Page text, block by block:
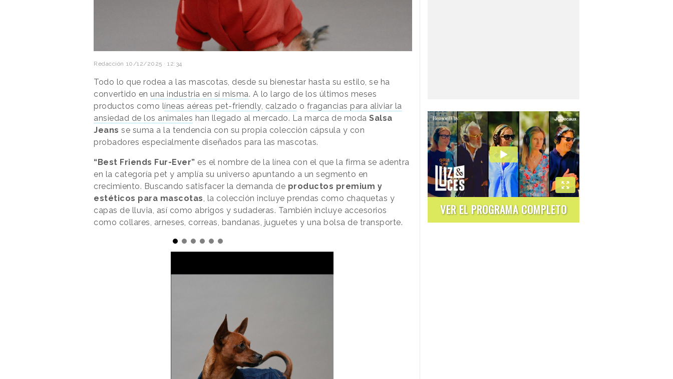
Redacción 10/12/2025 · 12:34
Todo lo que rodea a las mascotas, desde su bienestar hasta su estilo, se ha
convertido en una industria en sí misma. A lo largo de los últimos meses
productos como líneas aéreas pet-friendly, calzado o fragancias para aliviar la
ansiedad de los animales han llegado al mercado. La marca de moda Salsa
Jeans se suma a la tendencia con su propia colección cápsula y con
probadores especialmente diseñados para las mascotas.
“Best Friends Fur-Ever” es el nombre de la línea con el que la firma se adentra
en la categoría pet y amplía su universo apuntando a un segmento en
crecimiento. Buscando satisfacer la demanda de productos premium y
estéticos para mascotas, la colección incluye prendas como chaquetas y
capas de lluvia, así como abrigos y sudaderas. También incluye accesorios
como collares, arneses, correas, bandanas, juguetes y una bolsa de transporte.
VER EL PROGRAMA COMPLETO